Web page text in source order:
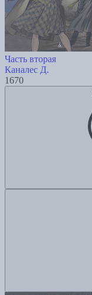
Часть вторая
Каналес Д.
1670